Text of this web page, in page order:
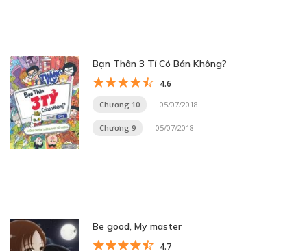
Bạn Thân 3 Tỉ Có Bán Không?
4.6
Chương 10 05/07/2018
Chương 9 05/07/2018
Be good, My master
4.7